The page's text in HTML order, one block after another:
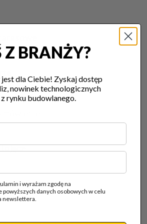
akcesoria
Z BRANŻY?
dla Ciebie! Zyskaj dostęp
nowinek technologicznych
rynku budowlanego.
i wyrażam zgodę na
powyższych danych osobowych w celu
newslettera.